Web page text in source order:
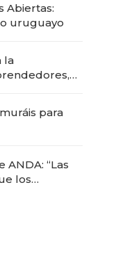
Abiertas:
uruguayo
la
para
“Las
los